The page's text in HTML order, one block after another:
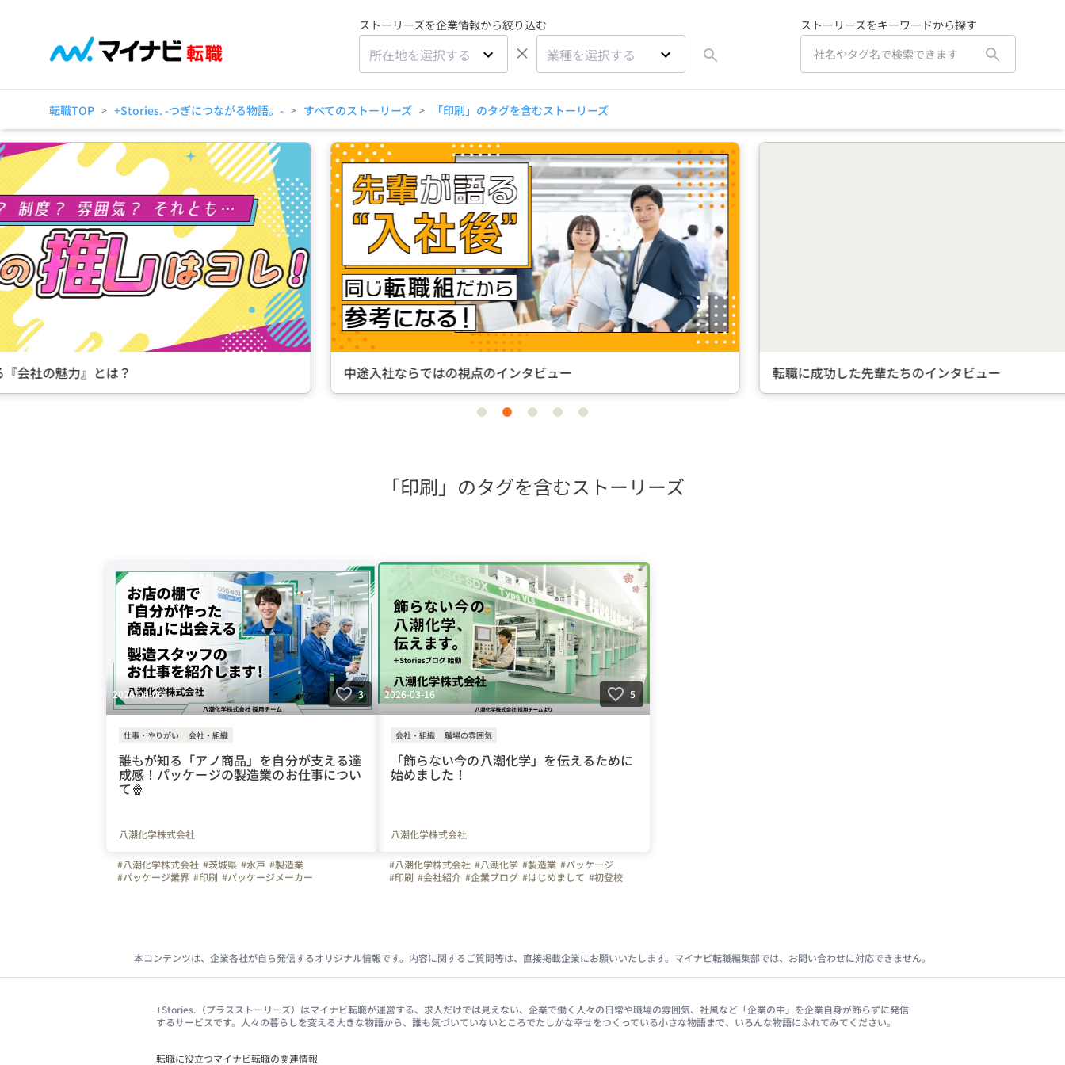
ストーリーズを企業情報から絞り込む
所在地を選択する × 業種を選択する
ストーリーズをキーワードから探す
転職TOP > +Stories. -つぎにつながる物語。- > すべてのストーリーズ > 「印刷」のタグを含むストーリーズ
会社の魅力』とは？ 中途入社ならではの視点のインタビュー 転職に成功した先輩たちのインタビュー
item item item item item
「印刷」のタグを含むストーリーズ
2026-06-06 3
仕事・やりがい 会社・組織
誰もが知る「アノ商品」を自分が支える達
成感！パッケージの製造業のお仕事につい
て🍿
八潮化学株式会社
#八潮化学株式会社 #茨城県 #水戸 #製造業
#パッケージ業界 #印刷 #パッケージメーカー
2026-03-16 5
会社・組織 職場の雰囲気
「飾らない今の八潮化学」を伝えるために
始めました！
八潮化学株式会社
#八潮化学株式会社 #八潮化学 #製造業 #パッケージ
#印刷 #会社紹介 #企業ブログ #はじめまして #初登校
本コンテンツは、企業各社が自ら発信するオリジナル情報です。内容に関するご質問等は、直接掲載企業にお願いいたします。マイナビ転職編集部では、お問い合わせに対応できません。
+Stories.（プラスストーリーズ）はマイナビ転職が運営する、求人だけでは見えない、企業で働く人々の日常や職場の雰囲気、社風など「企業の中」を企業自身が飾らずに発信
するサービスです。人々の暮らしを変える大きな物語から、誰も気づいていないところでたしかな幸せをつくっている小さな物語まで、いろんな物語にふれてみてください。
転職に役立つマイナビ転職の関連情報